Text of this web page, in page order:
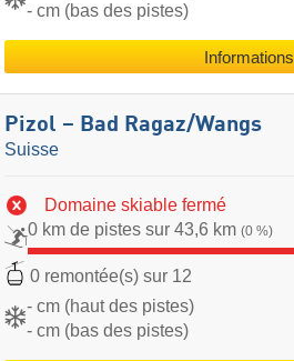
- cm (bas des pistes)
Informations
Pizol – Bad Ragaz/​Wangs
Suisse
Domaine skiable fermé
0 km de pistes sur 43,6 km (0 %)
0 remontée(s) sur 12
- cm (haut des pistes)
- cm (bas des pistes)